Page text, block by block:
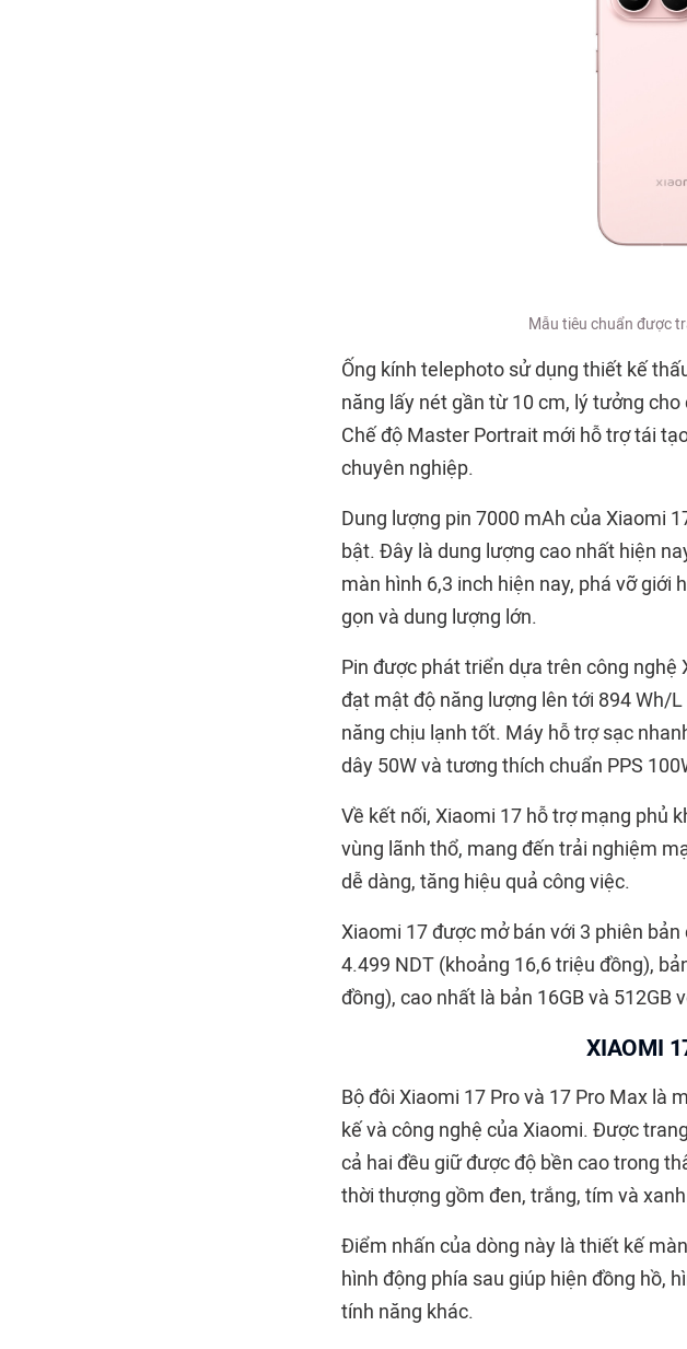
Mẫu tiêu chuẩn được
Ống kính telephoto sử dụng thiết kế
năng lấy nét gần từ 10 cm, lý tưởng
Chế độ Master Portrait mới hỗ trợ tái
chuyên nghiệp.
Dung lượng pin 7000 mAh của Xiaomi
bật. Đây là dung lượng cao nhất hiện
màn hình 6,3 inch hiện nay, phá vỡ giới
gọn và dung lượng lớn.
Pin được phát triển dựa trên công nghệ
đạt mật độ năng lượng lên tới 894 Wh/
năng chịu lạnh tốt. Máy hỗ trợ sạc
dây 50W và tương thích chuẩn PPS
Về kết nối, Xiaomi 17 hỗ trợ mạng phủ
vùng lãnh thổ, mang đến trải nghiệm
dễ dàng, tăng hiệu quả công việc.
Xiaomi 17 được mở bán với 3 phiên bản
4.499 NDT (khoảng 16,6 triệu đồng),
đồng), cao nhất là bản 16GB và 512GB
XIAOMI
Bộ đôi Xiaomi 17 Pro và 17 Pro Max là
kế và công nghệ của Xiaomi. Được
cả hai đều giữ được độ bền cao trong
thời thượng gồm đen, trắng, tím và
Điểm nhấn của dòng này là thiết kế
hình động phía sau giúp hiện đồng hồ,
tính năng khác.